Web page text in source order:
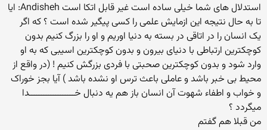
استدلال های شما خیلی ساده است غیر قابل اتکا است Andisheh: ایا
تا به حال نتیجه این ازمایش علمی را کسی پیگیر شده است ؟ که اگر
یک انسان را در اتاقی در بسته به دنیا اوریم و او را بزرگ کنیم بدون
کوچکترین ارتباطی با دنیای بیرون و بدون کوچکترین اسیبی که به او
وارد شود و بدون کوچکترین صحبتی با فردی بزرگش کنیم ! (در واقع از
محیط بی خبر باشد و عاملی باعث ترس او نشده باشد ) آیا بجز خوراک
و خواب و اطفاء شهوت آن انسان باز هم یه دنبال خـــــــــــــــــــدا
میگردد ؟
من قبلا هم گفتم